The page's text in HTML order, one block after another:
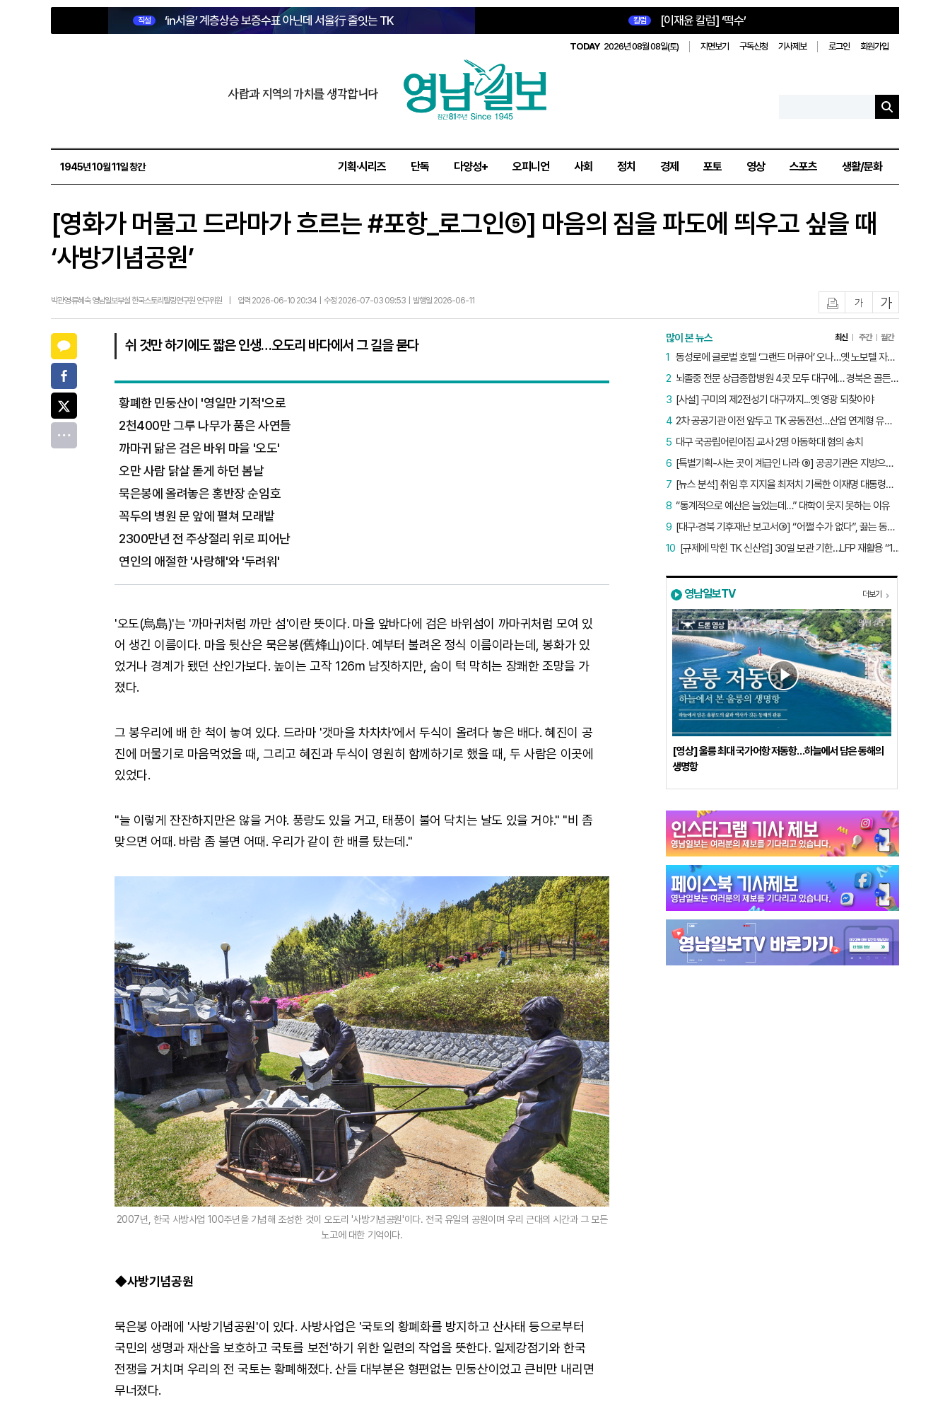
직설 ‘in서울’ 계층상승 보증수표 아닌데 서울行 줄잇는 TK 칼럼 [이재윤 칼럼] ‘떡수’
TODAY 2026년 08월 08일(토) 지면보기 구독신청 기사제보 로그인 회원가입
사람과 지역의 가치를 생각합니다
1945년 10월 11일 창간 기획·시리즈 단독 다양성+ 오피니언 사회 정치 경제 포토 영상 스포츠 생활/문화
[영화가 머물고 드라마가 흐르는 #포항_로그인⑤] 마음의 짐을 파도에 띄우고 싶을 때
‘사방기념공원’
박관영·류혜숙 영남일보부설 한국스토리텔링연구원 연구위원 입력 2026-06-10 20:34 | 수정 2026-07-03 09:53 | 발행일 2026-06-11 글자작게글자크게
쉬 것만 하기에도 짧은 인생…오도리 바다에서 그 길을 묻다
황폐한 민둥산이 '영일만 기적'으로
2천400만 그루 나무가 품은 사연들
까마귀 닮은 검은 바위 마을 '오도'
오만 사람 닭살 돋게 하던 봄날
묵은봉에 올려놓은 홍반장 순임호
꼭두의 병원 문 앞에 펼쳐 모래밭
2300만년 전 주상절리 위로 피어난
연인의 애절한 '사랑해'와 '두려워'
'오도(烏島)'는 '까마귀처럼 까만 섬'이란 뜻이다. 마을 앞바다에 검은 바위섬이 까마귀처럼 모여 있
어 생긴 이름이다. 마을 뒷산은 묵은봉(舊烽山)이다. 예부터 불려온 정식 이름이라는데, 봉화가 있
었거나 경계가 됐던 산인가보다. 높이는 고작 126m 남짓하지만, 숨이 턱 막히는 장쾌한 조망을 가
졌다.
그 봉우리에 배 한 척이 놓여 있다. 드라마 '갯마을 차차차'에서 두식이 올려다 놓은 배다. 혜진이 공
진에 머물기로 마음먹었을 때, 그리고 혜진과 두식이 영원히 함께하기로 했을 때, 두 사람은 이곳에
있었다.
"늘 이렇게 잔잔하지만은 않을 거야. 풍랑도 있을 거고, 태풍이 불어 닥치는 날도 있을 거야." "비 좀
맞으면 어때. 바람 좀 불면 어때. 우리가 같이 한 배를 탔는데."
2007년, 한국 사방사업 100주년을 기념해 조성한 것이 오도리 '사방기념공원'이다. 전국 유일의 공원이며 우리 근대의 시간과 그 모든
노고에 대한 기억이다.
◆사방기념공원
묵은봉 아래에 '사방기념공원'이 있다. 사방사업은 '국토의 황폐화를 방지하고 산사태 등으로부터
국민의 생명과 재산을 보호하고 국토를 보전'하기 위한 일련의 작업을 뜻한다. 일제강점기와 한국
전쟁을 거치며 우리의 전 국토는 황폐해졌다. 산들 대부분은 형편없는 민둥산이었고 큰비만 내리면
무너졌다.
많이 본 뉴스 최신 주간 월간
동성로에 글로벌 호텔 ‘그랜드 머큐어’ 오나…옛 노보텔 자리 사무실 개설
1
뇌졸중 전문 상급종합병원 4곳 모두 대구에… 경북은 골든타임 사각지대
2
[사설] 구미의 제2전성기 대구까지...옛 영광 되찾아야
3
2차 공공기관 이전 앞두고 TK 공동전선…산업 연계형 유치 승부수
4
대구 국공립어린이집 교사 2명 아동학대 혐의 송치
5
[특별기획-사는 곳이 계급인 나라 ⑨] 공공기관은 지방으로 왔지만, 그들이 사는 곳은 서울이었다
6
[뉴스 분석] 취임 후 지지율 최저치 기록한 이재명 대통령…왜?
7
“통계적으로 예산은 늘었는데…” 대학이 웃지 못하는 이유
8
[대구·경북 기후재난 보고서③] “어쩔 수가 없다”, 끓는 동해…‘절멸 위기’ 경북 수산업
9
[규제에 막힌 TK 신산업] 30일 보관 기한…LFP 재활용 “180일로 늘려야”
10
영남일보TV 더보기
[영상] 울릉 최대 국가어항 저동항…하늘에서 담은 동해의
생명항